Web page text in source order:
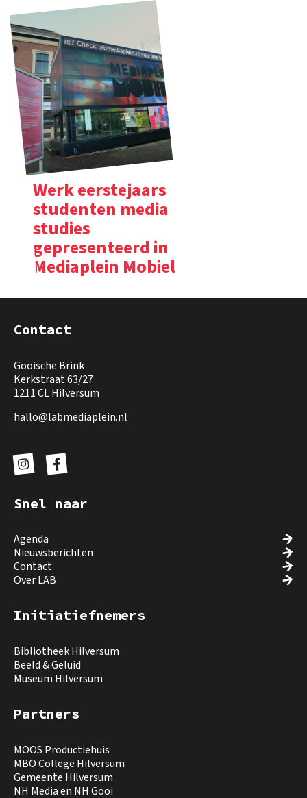
Werk eerstejaars
studenten media
studies
gepresenteerd in
Mediaplein Mobiel
Contact
Gooische Brink
Kerkstraat 63/27
1211 CL Hilversum
hallo@labmediaplein.nl
Snel naar
Agenda
Nieuwsberichten
Contact
Over LAB
Initiatiefnemers
Bibliotheek Hilversum
Beeld & Geluid
Museum Hilversum
Partners
MOOS Productiehuis
MBO College Hilversum
Gemeente Hilversum
NH Media en NH Gooi